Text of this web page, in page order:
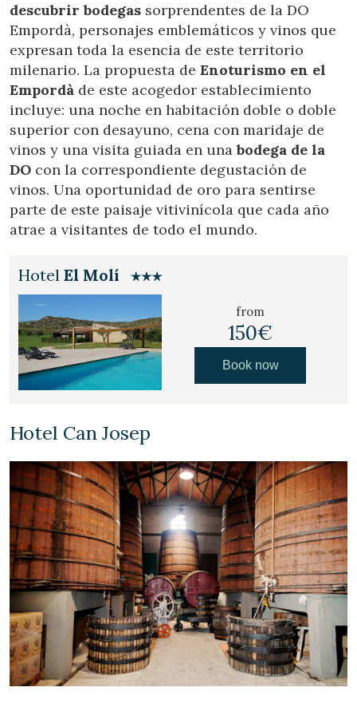
descubrir bodegas sorprendentes de la DO
Empordà, personajes emblemáticos y vinos que
expresan toda la esencia de este territorio
milenario. La propuesta de Enoturismo en el
Empordà de este acogedor establecimiento
incluye: una noche en habitación doble o doble
superior con desayuno, cena con maridaje de
vinos y una visita guiada en unabodega de la
DO con la correspondiente degustación de
vinos. Una oportunidad de oro para sentirse
parte de este paisaje vitivinícola que cada año
atrae a visitantes de todo el mundo.
Hotel El Molí
from
150€
Book now
Hotel Can Josep